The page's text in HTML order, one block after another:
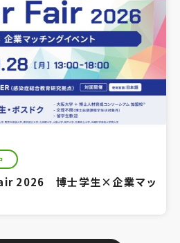
2026 博士学生×企業マッ